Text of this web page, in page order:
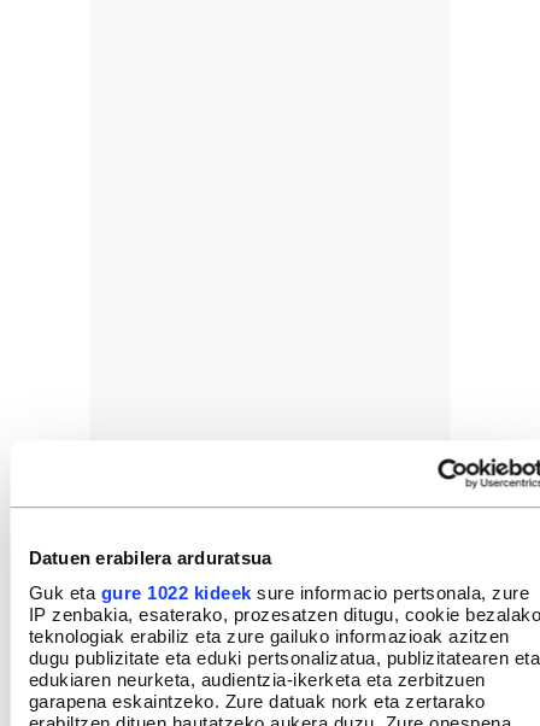
Datuen erabilera arduratsua
Guk eta gure 1022 kideek sure informacio pertsonala, zure
IP zenbakia, esaterako, prozesatzen ditugu, cookie bezalako
teknologiak erabiliz eta zure gailuko informazioak azitzen
dugu publizitate eta eduki pertsonalizatua, publizitatearen eta
edukiaren neurketa, audientzia-ikerketa eta zerbitzuen
garapena eskaintzeko. Zure datuak nork eta zertarako